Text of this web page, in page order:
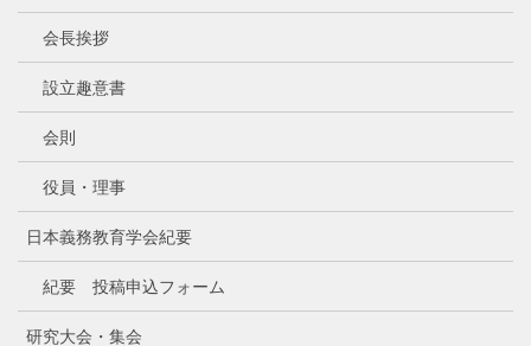
会長挨拶
設立趣意書
会則
役員・理事
日本義務教育学会紀要
紀要 投稿申込フォーム
研究大会・集会